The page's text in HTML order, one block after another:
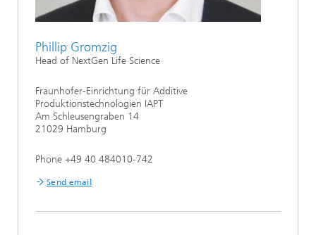
Phillip Gromzig
Head of NextGen Life Science
Fraunhofer-Einrichtung für Additive
Produktionstechnologien IAPT
Am Schleusengraben 14
21029 Hamburg
Phone +49 40 484010-742
Send email